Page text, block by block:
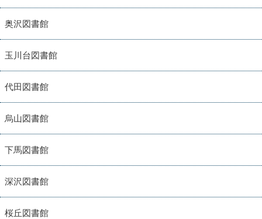
奥沢図書館
玉川台図書館
代田図書館
烏山図書館
下馬図書館
深沢図書館
桜丘図書館